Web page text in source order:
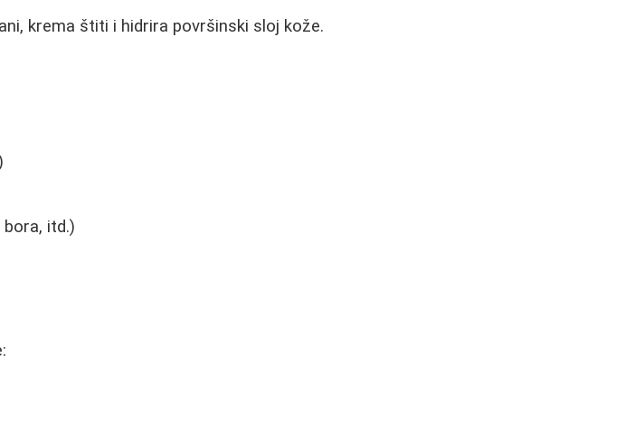
krema štiti i hidrira površinski sloj kože.
itd.)